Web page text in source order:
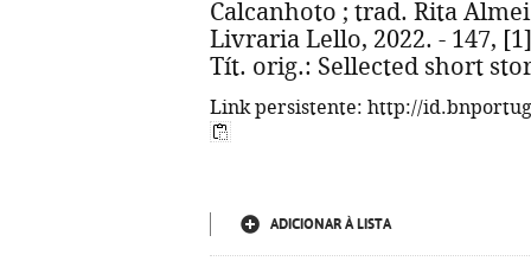
Calcanhoto ; trad. Rita
Livraria Lello, 2022. - 147,
Tít. orig.: Sellected short
Link persistente: http://
ADICIONAR À LISTA